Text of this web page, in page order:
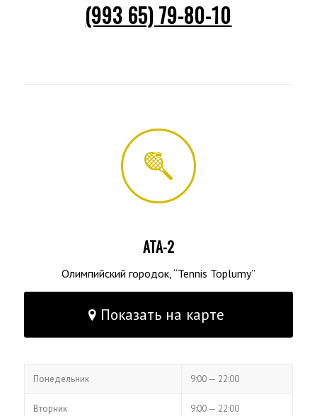
(993 65) 79-80-10
ATA-2
Олимпийский городок, “Tennis Toplumy”
Показать на карте
Понедельн​​ик 9:00 — 22:00
Вторник 9:00 — 22:00